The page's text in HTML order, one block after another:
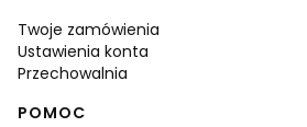
Twoje zamówienia
Ustawienia konta
Przechowalnia
POMOC